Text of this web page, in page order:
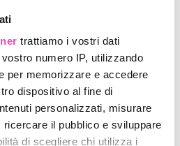
trattiamo i vostri dati
numero IP, utilizzando
per memorizzare e accedere
dispositivo al fine di
personalizzati, misurare
il pubblico e sviluppare
di scegliere chi utilizza i